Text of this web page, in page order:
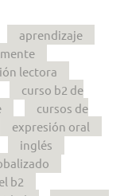
aprendizaje
lectora
curso b2 de
cursos de
expresión oral
inglés
b2